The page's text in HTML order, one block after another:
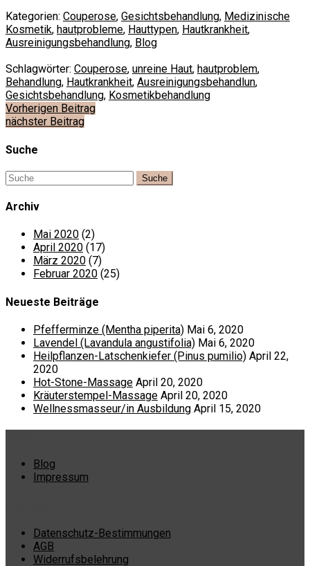
Kategorien: Couperose, Gesichtsbehandlung, Medizinische
Kosmetik, hautprobleme, Hauttypen, Hautkrankheit,
Ausreinigungsbehandlung, Blog
Schlagwörter: Couperose, unreine Haut, hautproblem,
Behandlung, Hautkrankheit, Ausreinigungsbehandlun,
Gesichtsbehandlung, Kosmetikbehandlung
Beitragsnavigation
Vorherigen Beitrag
nächster Beitrag
Suche
Archiv
Mai 2020 (2)
April 2020 (17)
März 2020 (7)
Februar 2020 (25)
Neueste Beiträge
Pfefferminze (Mentha piperita) Mai 6, 2020
Lavendel (Lavandula angustifolia) Mai 6, 2020
Heilpflanzen-Latschenkiefer (Pinus pumilio) April 22,
2020
Hot-Stone-Massage April 20, 2020
Kräuterstempel-Massage April 20, 2020
Wellnessmasseur/in Ausbildung April 15, 2020
Blog
Impressum
Datenschutz-Bestimmungen
AGB
Widerrufsbelehrung